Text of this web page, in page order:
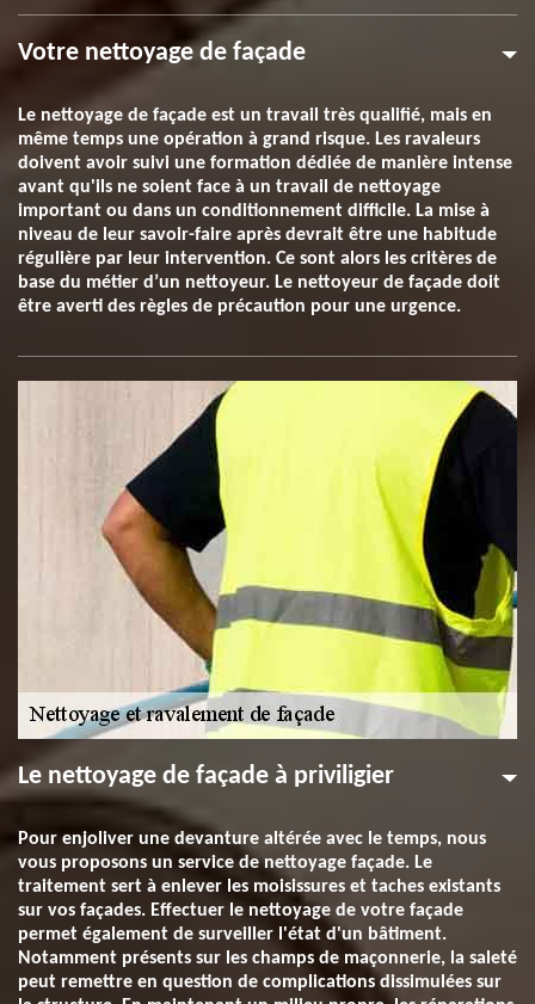
Votre nettoyage de façade
Le nettoyage de façade est un travail très qualifié, mais en
même temps une opération à grand risque. Les ravaleurs
doivent avoir suivi une formation dédiée de manière intense
avant qu'ils ne soient face à un travail de nettoyage
important ou dans un conditionnement difficile. La mise à
niveau de leur savoir-faire après devrait être une habitude
régulière par leur intervention. Ce sont alors les critères de
base du métier d’un nettoyeur. Le nettoyeur de façade doit
être averti des règles de précaution pour une urgence.
Le nettoyage de façade à priviligier
Pour enjoliver une devanture altérée avec le temps, nous
vous proposons un service de nettoyage façade. Le
traitement sert à enlever les moisissures et taches existants
sur vos façades. Effectuer le nettoyage de votre façade
permet également de surveiller l'état d'un bâtiment.
Notamment présents sur les champs de maçonnerie, la saleté
peut remettre en question de complications dissimulées sur